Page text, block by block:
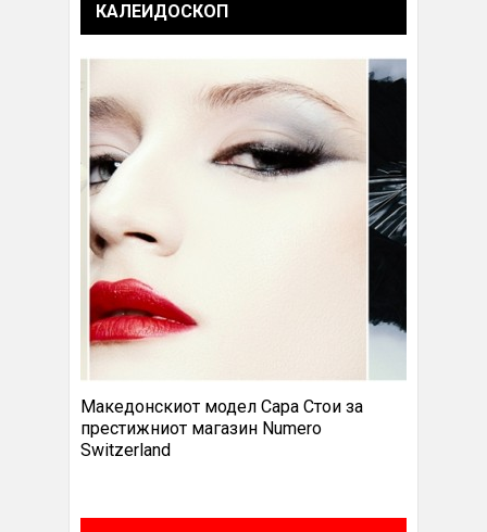
КАЛЕИДОСКОП
Македонскиот модел Сара Стои за
престижниот магазин Numero
Switzerland